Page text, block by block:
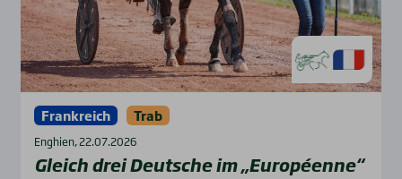
Frankreich Trab
Enghien, 22.07.2026
Gleich drei Deut­sche im „Euro­pé­en­ne“